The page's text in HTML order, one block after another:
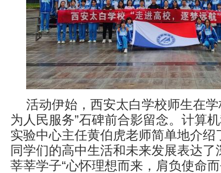
活动伊始，西安太白学校师生在
为人民服务”石碑前合影留念。计算
实验中心主任黄伯虎老师简单地介绍
同学们的高中生活和未来发展表达
莘莘学子“心怀理想而来，肩负使命